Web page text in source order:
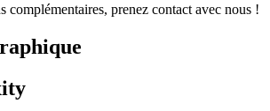
complémentaires, prenez contact avec nous !